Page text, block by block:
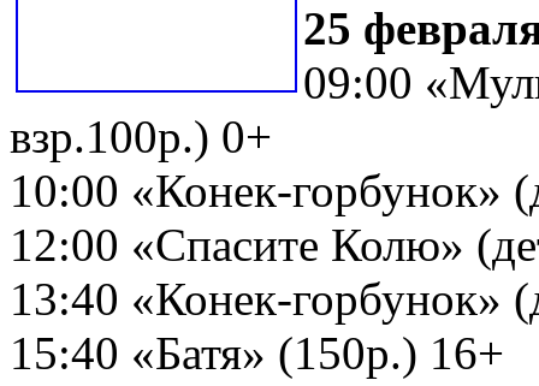
25
09:00
взр.100р.) 0+
10:00 «Конек-горбунок»
12:00 «Спасите Колю»
13:40 «Конек-горбунок»
15:40 «Батя» (150р.) 16+